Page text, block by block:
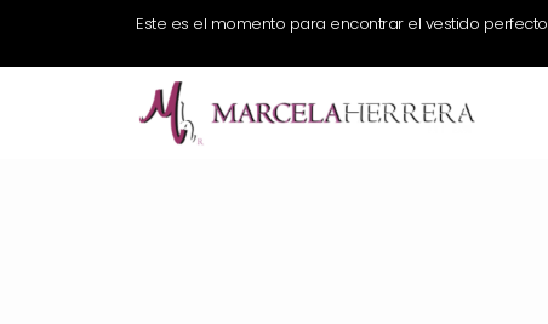
Este es el momento para encontrar el vestido perfecto